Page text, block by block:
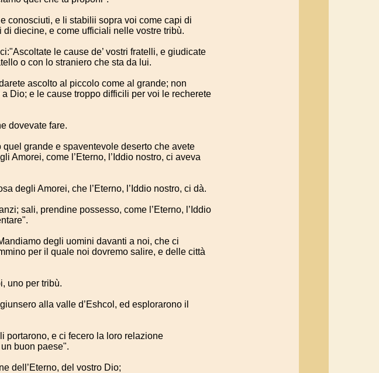
conosciuti, e li stabilii sopra voi come capi di
diecine, e come ufficiali nelle vostre tribù.
le cause de’ vostri fratelli, e giudicate
o con lo straniero che sta da lui.
ascolto al piccolo come al grande; non
Dio; e le cause troppo difficili per voi le recherete
dovevate fare.
grande e spaventevole deserto che avete
Amorei, come l’Eterno, l’Iddio nostro, ci aveva
degli Amorei, che l’Eterno, l’Iddio nostro, ci dà.
sali, prendine possesso, come l’Eterno, l’Iddio
degli uomini davanti a noi, che ci
per il quale noi dovremo salire, e delle città
uno per tribù.
alla valle d’Eshcol, ed esplorarono il
portarono, e ci fecero la loro relazione
buon paese".
dell’Eterno, del vostro Dio;